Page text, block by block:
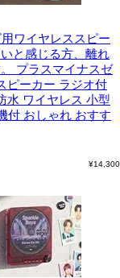
ワイヤレススピー
と感じる方、離れ
プラスマイナスゼ
ピーカー ラジオ付
水 ワイヤレス 小型
付 おしゃれ おすす
¥14,300